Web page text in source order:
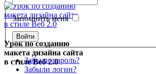
Урок по созданию
макета дизайна сайта
в стиле Веб 2.0
Запомнить меня
Забыли пароль?
Забыли логин?